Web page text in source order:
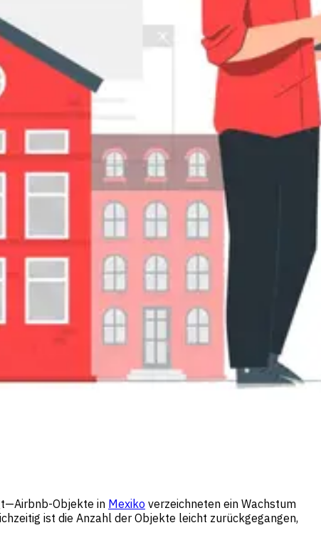
Objekte in Mexiko verzeichneten ein Wachstum
ist die Anzahl der Objekte leicht zurückgegangen,